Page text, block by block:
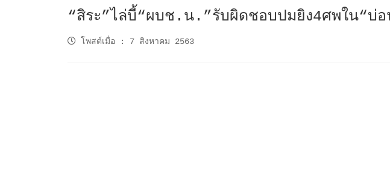
“สิระ”ไล่บี้“ผบช.น.”รับผิดชอบปมยิง4ศพใน“บ่อ
โพสต์เมื่อ : 7 สิงหาคม 2563